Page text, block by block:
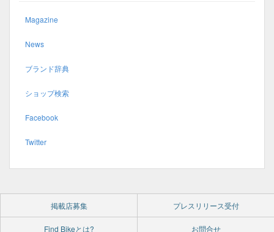
Magazine
News
ブランド辞典
ショップ検索
Facebook
Twitter
掲載店募集 プレスリリース受付
Find Bikeとは? お問合せ